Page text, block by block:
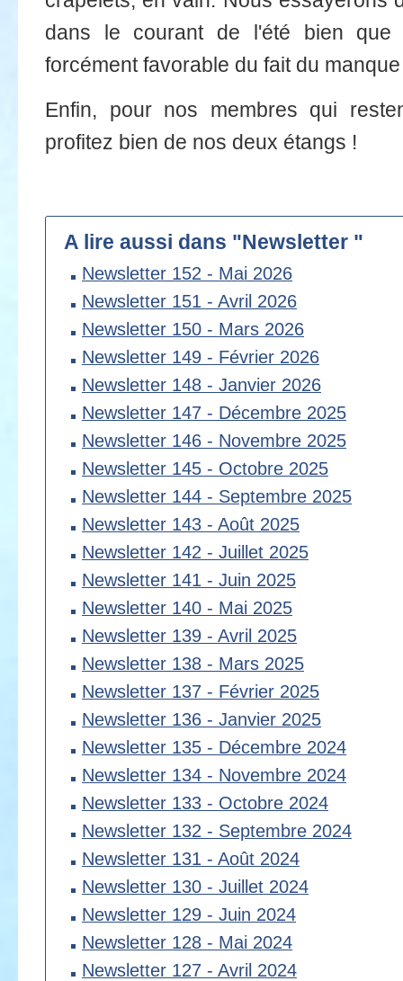
dans le courant de l'été bien
forcément favorable du fait du
Enfin, pour nos membres qui
profitez bien de nos deux étangs !
A lire aussi dans "Newsletter "
Newsletter 152 - Mai 2026
Newsletter 151 - Avril 2026
Newsletter 150 - Mars 2026
Newsletter 149 - Février 2026
Newsletter 148 - Janvier 2026
Newsletter 147 - Décembre 2025
Newsletter 146 - Novembre 2025
Newsletter 145 - Octobre 2025
Newsletter 144 - Septembre 2025
Newsletter 143 - Août 2025
Newsletter 142 - Juillet 2025
Newsletter 141 - Juin 2025
Newsletter 140 - Mai 2025
Newsletter 139 - Avril 2025
Newsletter 138 - Mars 2025
Newsletter 137 - Février 2025
Newsletter 136 - Janvier 2025
Newsletter 135 - Décembre 2024
Newsletter 134 - Novembre 2024
Newsletter 133 - Octobre 2024
Newsletter 132 - Septembre 2024
Newsletter 131 - Août 2024
Newsletter 130 - Juillet 2024
Newsletter 129 - Juin 2024
Newsletter 128 - Mai 2024
Newsletter 127 - Avril 2024